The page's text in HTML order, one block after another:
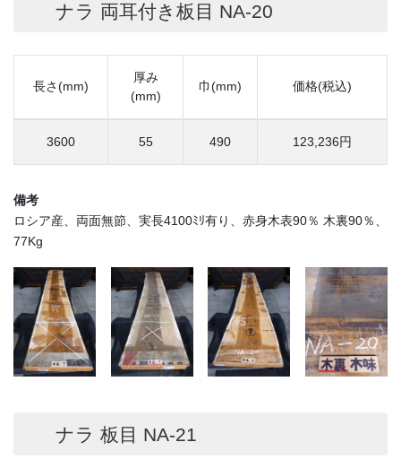
ナラ 両耳付き板目 NA-20
長さ(mm)
厚み
(mm)
巾(mm) 価格(税込)
3600 55 490 123,236円
備考
ロシア産、両面無節、実長4100ﾐﾘ有り、赤身木表90％ 木裏90％、
77Kg
ナラ 板目 NA-21